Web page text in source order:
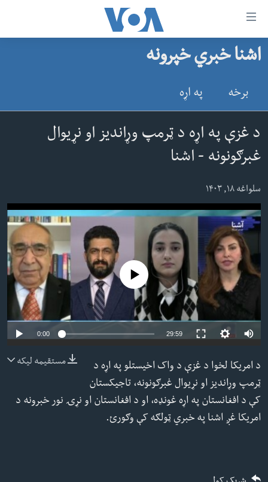
لاس
رسي
اتصالات
ته
شئ
عمومي
لارښود
شئ
شئ
افغانستان
سیمه
امریکا
نړۍ
ځوانان
د بیان ازادي
روغتیا
سرمقاله
له مونږ سره په تماس کې پاتې شئ
اشنا خبري خپرونه
برخه په اړه
د غزې په اړه د ټرمپ وړاندیز او نړیوال
غبرګونونه - اشنا
سلواغه ۱۸, ۱۴۰۳
Auto
240p
360p
480p
No media source currently available
0:00 29:59
360p
720p
مستقیمه لیکه
د امریکا لخوا د غزې د واک اخیستلو په اړه د
ټرمپ وړاندیز او نړیوال غبرګونونه، تاجیکستان
کې د افغانستان په اړه غونډه، او د افغانستان او نړۍ نور خبرونه د
امریکا غږ اشنا په خبري ټولګه کې وګورئ.